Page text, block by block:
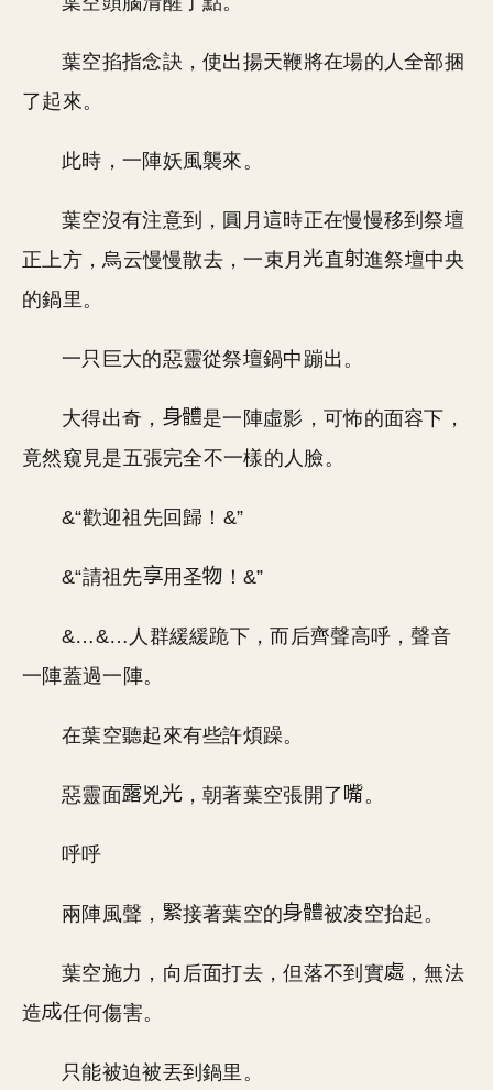
葉空掐指念訣，使出揚天鞭將在場的人全部捆
了起來。
此時，一陣妖風襲來。
葉空沒有注意到，圓月這時正在慢慢移到祭壇
正上方，烏云慢慢散去，一束月
直
進祭壇中央
的鍋里。
一只巨大的惡靈從祭壇鍋中蹦出。
大得出奇，
是一陣虛影，可怖的面容下，
竟然窺見是五張完全不一樣的人臉。
&“歡迎祖先回歸！&”
&“請祖先 用圣 ！&”
&…&…人群緩緩跪下，而后齊聲高呼，聲音
一陣蓋過一陣。
在葉空聽起來有些許煩躁。
惡靈面 兇 ，朝著葉空張開了 。
呼呼
兩陣風聲， 接著葉空的 被凌空抬起。
葉空施力，向后面打去，但落不到實
，無法
造
任何傷害。
只能被迫被丟到鍋里。